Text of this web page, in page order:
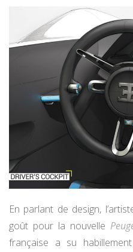
En parlant de design,
goût pour la nouvelle
française a su